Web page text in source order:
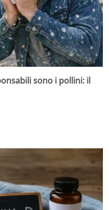
sono i pollini: il